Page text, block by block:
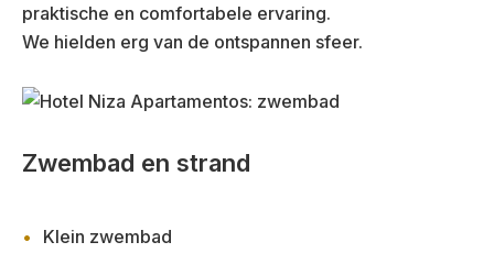
praktische en comfortabele ervaring.
We hielden erg van de ontspannen sfeer.
Zwembad en strand
Klein zwembad